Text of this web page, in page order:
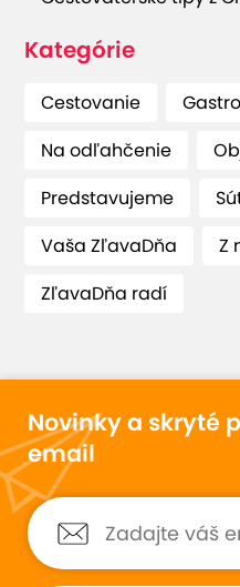
Kategórie
Cestovanie
Na odľahčenie
Predstavujeme
Vaša ZľavaDňa
Z
ZľavaDňa radí
Novinky a skryté
email